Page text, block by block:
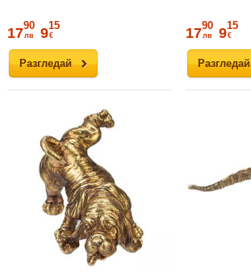
Разгледай
1790
лв 915
€
Разгледай
1790
лв 915
€